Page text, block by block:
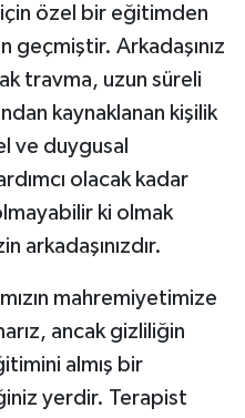
özel bir eğitimden
geçmiştir. Arkadaşınız
travma, uzun süreli
kaynaklanan kişilik
ve duygusal
olacak kadar
ki olmak
arkadaşınızdır.
mahremiyetimize
ancak gizliliğin
almış bir
yerdir. Terapist